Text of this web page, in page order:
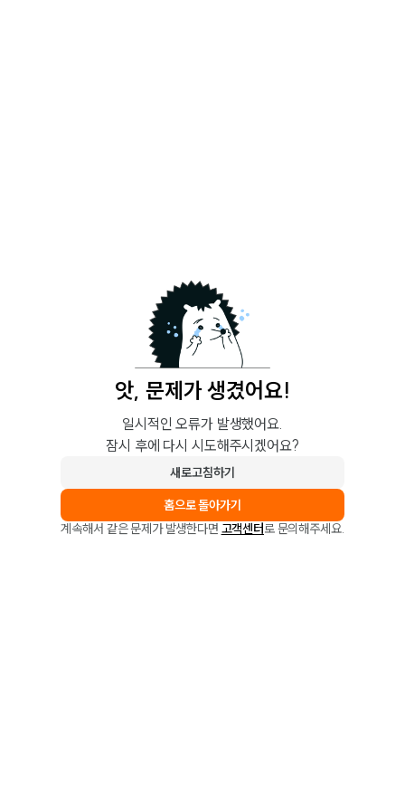
앗, 문제가 생겼어요!
일시적인 오류가 발생했어요.
잠시 후에 다시 시도해주시겠어요?
새로고침하기
홈으로 돌아가기
계속해서 같은 문제가 발생한다면 고객센터로 문의해주세요.